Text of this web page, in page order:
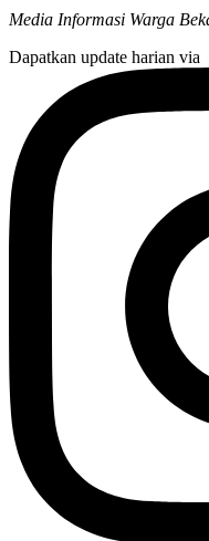
Media Informasi Warga
Dapatkan update harian via